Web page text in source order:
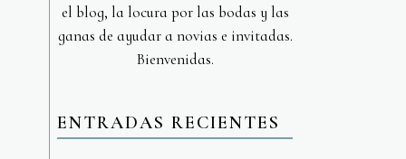
el blog, la locura por las bodas y las
ganas de ayudar a novias e invitadas.
Bienvenidas.
ENTRADAS RECIENTES